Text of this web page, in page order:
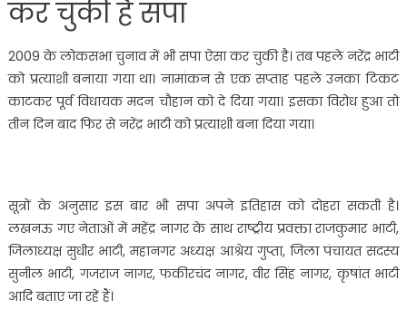
कर चुकी है सपा
2009 के लोकसभा चुनाव में भी सपा ऐसा कर चुकी है। तब पहले नरेंद्र भाटी
को प्रत्याशी बनाया गया था। नामांकन से एक सप्ताह पहले उनका टिकट
काटकर पूर्व विधायक मदन चौहान को दे दिया गया। इसका विरोध हुआ तो
तीन दिन बाद फिर से नरेंद्र भाटी को प्रत्याशी बना दिया गया।
सूत्रों के अनुसार इस बार भी सपा अपने इतिहास को दोहरा सकती है।
लखनऊ गए नेताओं में महेंद्र नागर के साथ राष्ट्रीय प्रवक्ता राजकुमार भाटी,
जिलाध्यक्ष सुधीर भाटी, महानगर अध्यक्ष आश्रेय गुप्ता, जिला पंचायत सदस्य
सुनील भाटी, गजराज नागर, फकीरचंद नागर, वीर सिंह नागर, कृषांत भाटी
आदि बताए जा रहें हैं।